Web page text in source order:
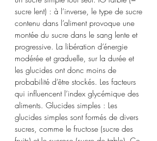
sucre lent) : à l’inverse, le type de sucre
contenu dans l’aliment provoque une
montée du sucre dans le sang lente et
progressive. La libération d’énergie
modérée et graduelle, sur la durée et
les glucides ont donc moins de
probabilité d’être stockés. Les facteurs
qui influencent l’index glycémique des
aliments. Glucides simples : Les
glucides simples sont formés de divers
sucres, comme le fructose (sucre des